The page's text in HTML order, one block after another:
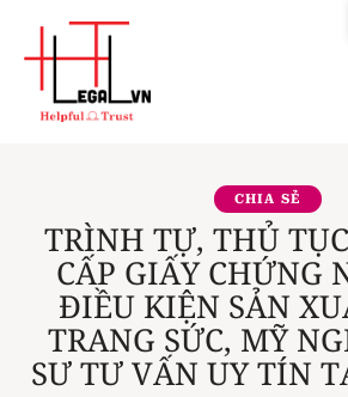
CHIA SẺ
TRÌNH TỰ, THỦ
CẤP GIẤY CHỨNG
ĐIỀU KIỆN SẢN
TRANG SỨC, MỸ
SƯ TƯ VẤN UY TÍN